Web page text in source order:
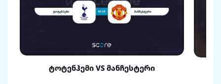
ტოტენჰემი VS მანჩესტერი